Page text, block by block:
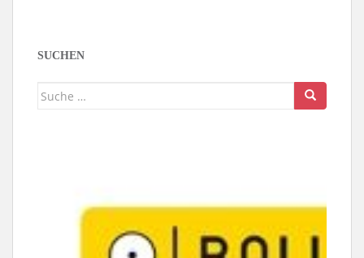
SUCHEN
Suche